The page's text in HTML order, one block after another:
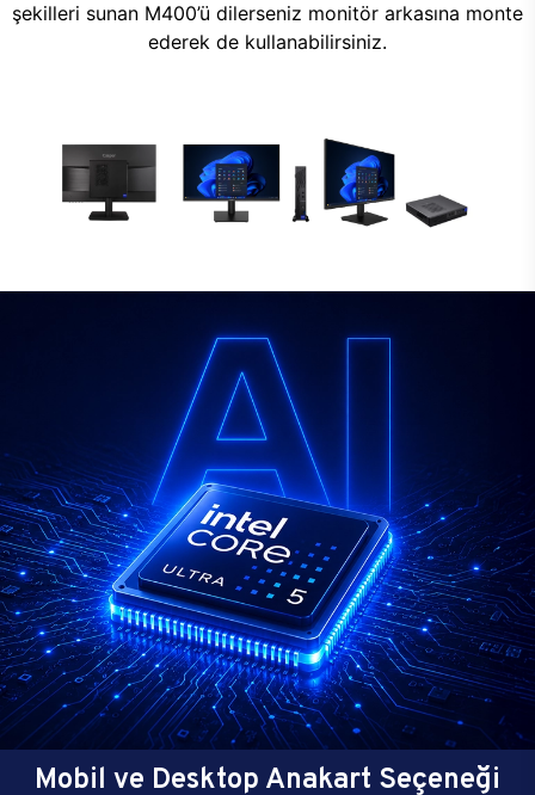
şekilleri sunan M400’ü dilerseniz monitör arkasına monte
ederek de kullanabilirsiniz.
Mobil ve Desktop Anakart Seçeneği